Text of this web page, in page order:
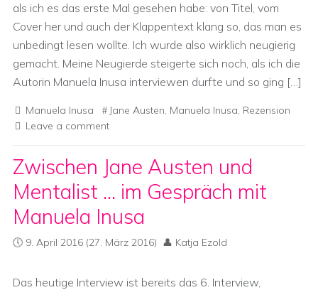
als ich es das erste Mal gesehen habe: von Titel, vom
Cover her und auch der Klappentext klang so, das man es
unbedingt lesen wollte. Ich wurde also wirklich neugierig
gemacht. Meine Neugierde steigerte sich noch, als ich die
Autorin Manuela Inusa interviewen durfte und so ging […]
Manuela Inusa Jane Austen, Manuela Inusa, Rezension
Leave a comment
Zwischen Jane Austen und
Mentalist … im Gespräch mit
Manuela Inusa
9. April 2016 (27. März 2016) Katja Ezold
Das heutige Interview ist bereits das 6. Interview,